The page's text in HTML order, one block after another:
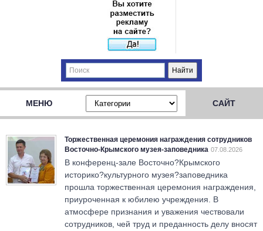
МЕНЮ САЙТ
Торжественная церемония награждения сотрудников
Восточно-Крымского музея-заповедника 07.08.2026
В конференц-зале Восточно?Крымского
историко?культурного музея?заповедника
прошла торжественная церемония награждения,
приуроченная к юбилею учреждения. В
атмосфере признания и уважения чествовали
сотрудников, чей труд и преданность делу вносят